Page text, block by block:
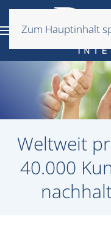
Zum Hauptinhalt
Weltweit
40.000